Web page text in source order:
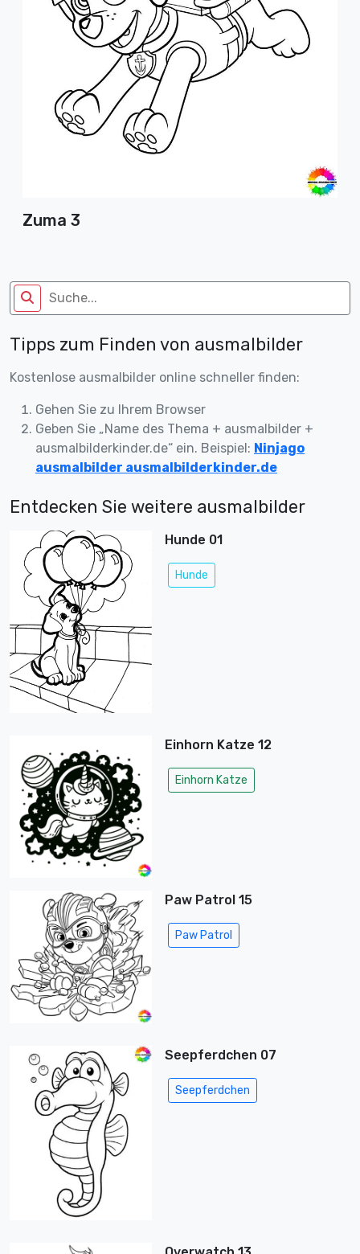
Zuma 3
Tipps zum Finden von ausmalbilder
Kostenlose ausmalbilder online schneller finden:
Gehen Sie zu Ihrem Browser
Geben Sie „Name des Thema + ausmalbilder +
ausmalbilderkinder.de“ ein. Beispiel: Ninjago
ausmalbilder ausmalbilderkinder.de
Entdecken Sie weitere ausmalbilder
Hunde 01
Hunde
Einhorn Katze 12
Einhorn Katze
Paw Patrol 15
Paw Patrol
Seepferdchen 07
Seepferdchen